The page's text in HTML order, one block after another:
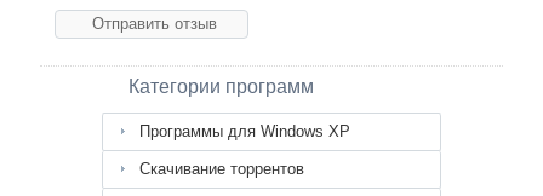
Категории программ
Программы для Windows XP
Скачивание торрентов